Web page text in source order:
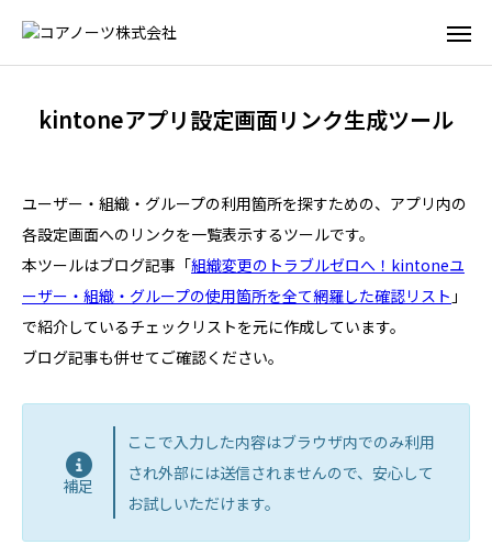
kintoneアプリ設定画面リンク生成ツール
ユーザー・組織・グループの利用箇所を探すための、アプリ内の
各設定画面へのリンクを一覧表示するツールです。
本ツールはブログ記事「組織変更のトラブルゼロへ！kintoneユ
ーザー・組織・グループの使用箇所を全て網羅した確認リスト 」
で紹介しているチェックリストを元に作成しています。
ブログ記事も併せてご確認ください。
補足
ここで入力した内容はブラウザ内でのみ利用
され外部には送信されませんので、安心して
お試しいただけます。